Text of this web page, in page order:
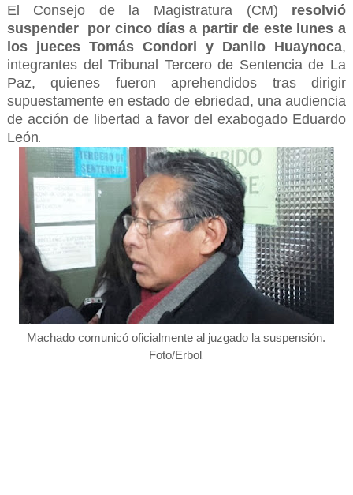
El Consejo de la Magistratura (CM) resolvió
suspender por cinco días a partir de este lunes a
los jueces Tomás Condori y Danilo Huaynoca,
integrantes del Tribunal Tercero de Sentencia de La
Paz, quienes fueron aprehendidos tras dirigir
supuestamente en estado de ebriedad, una audiencia
de acción de libertad a favor del exabogado Eduardo
León.
Machado comunicó oficialmente al juzgado la suspensión.
Foto/Erbol.